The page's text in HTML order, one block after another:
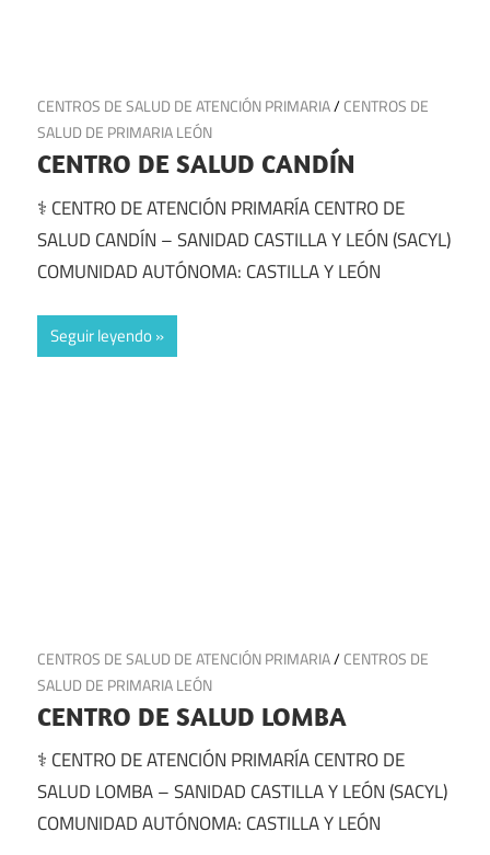
14 de julio de 2025
CENTROS DE SALUD DE ATENCIÓN PRIMARIA/CENTROS DE
SALUD DE PRIMARIA LEÓN
CENTRO DE SALUD CANDÍN
⚕️ CENTRO DE ATENCIÓN PRIMARÍA CENTRO DE
SALUD CANDÍN – SANIDAD CASTILLA Y LEÓN (SACYL)
COMUNIDAD AUTÓNOMA: CASTILLA Y LEÓN
Seguir leyendo
14 de julio de 2025
CENTROS DE SALUD DE ATENCIÓN PRIMARIA/CENTROS DE
SALUD DE PRIMARIA LEÓN
CENTRO DE SALUD LOMBA
⚕️ CENTRO DE ATENCIÓN PRIMARÍA CENTRO DE
SALUD LOMBA – SANIDAD CASTILLA Y LEÓN (SACYL)
COMUNIDAD AUTÓNOMA: CASTILLA Y LEÓN